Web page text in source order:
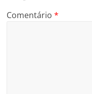
Comentário*